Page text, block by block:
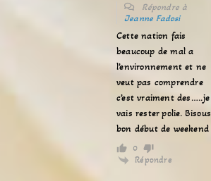
Répondre à
Jeanne Fadosi
Cette nation fais
beaucoup de mal a
l’environnement et ne
veut pas comprendre
c’est vraiment des…..je
vais rester polie. Bisous
bon début de weekend
0
Répondre